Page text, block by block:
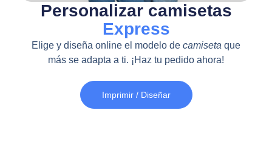
Personalizar camisetas
Express
Elige y diseña online el modelo de camiseta que
más se adapta a ti. ¡Haz tu pedido ahora!
Imprimir / Diseñar